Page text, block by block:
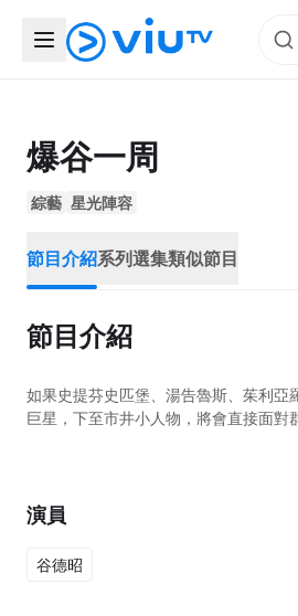
爆谷一周
綜藝 星光陣容
節目介紹系列選集類似節目
節目介紹
如果史提芬史匹堡、湯告魯斯、茱利
巨星，下至市井小人物，將會直接面對
演員
谷德昭